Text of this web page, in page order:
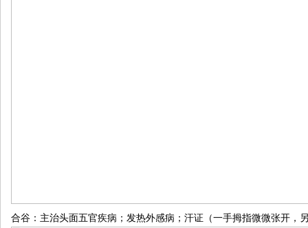
合谷：主治头面五官疾病；发热外感病；汗证（一手拇指微微张开，